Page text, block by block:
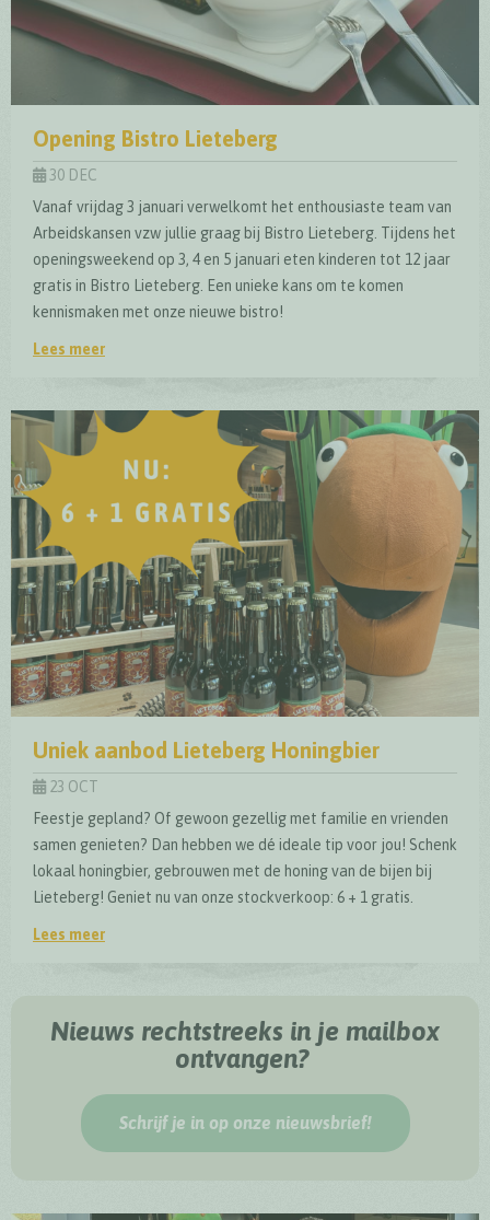
Opening Bistro Lieteberg
30 DEC
Vanaf vrijdag 3 januari verwelkomt het enthousiaste team van
Arbeidskansen vzw jullie graag bij Bistro Lieteberg. Tijdens het
openingsweekend op 3, 4 en 5 januari eten kinderen tot 12 jaar
gratis in Bistro Lieteberg. Een unieke kans om te komen
kennismaken met onze nieuwe bistro!
Lees meer
Uniek aanbod Lieteberg Honingbier
23 OCT
Feestje gepland? Of gewoon gezellig met familie en vrienden
samen genieten? Dan hebben we dé ideale tip voor jou! Schenk
lokaal honingbier, gebrouwen met de honing van de bijen bij
Lieteberg! Geniet nu van onze stockverkoop: 6 + 1 gratis.
Lees meer
Nieuws rechtstreeks in je mailbox
ontvangen?
Schrijf je in op onze nieuwsbrief!